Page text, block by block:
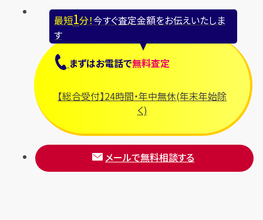
最短1分！今すぐ査定金額をお伝えいたしま
す
まずはお電話で無料査定
【総合受付】24時間・年中無休(年末年始除
く)
メールで無料相談する